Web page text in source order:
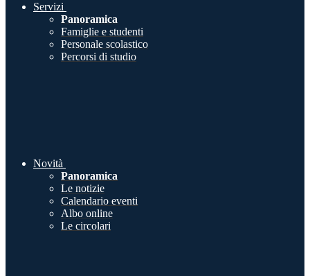
Servizi
Panoramica
Famiglie e studenti
Personale scolastico
Percorsi di studio
Novità
Panoramica
Le notizie
Calendario eventi
Albo online
Le circolari